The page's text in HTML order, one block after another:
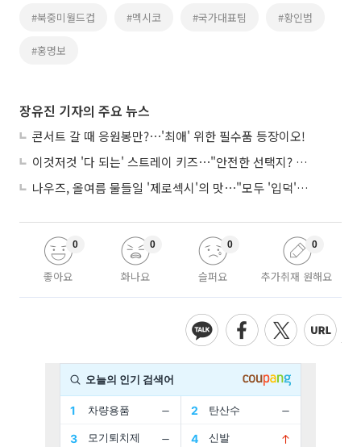
#북중미월드컵 #멕시코 #국가대표팀 #황인범
#홍명보
장유진 기자의 주요 뉴스
콘서트 갈 때 응원봉만?⋯'최애' 위한 필수품 등장이오!
이것저것 '다 되는' 스트레이 키즈⋯"안전한 선택지? 도전이 재밌죠"
나우즈, 올여름 물들일 '제로섹시'의 맛⋯"모두 '입덕'시킬 것"
좋아요
0
화나요
0
슬퍼요
0
추가취재 원해요
0